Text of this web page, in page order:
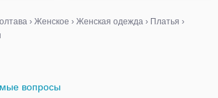
› Женское › Женская одежда › Платья ›
вопросы